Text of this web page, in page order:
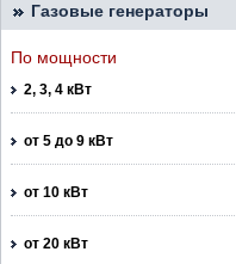
Газовые генераторы
По мощности
2, 3, 4 кВт
от 5 до 9 кВт
от 10 кВт
от 20 кВт